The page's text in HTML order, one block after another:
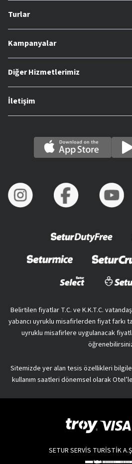
Turlar
Kampanyalar
Diğer Hizmetlerimiz
İletişim
Belirtilen fiyatlar T.C. ve K.K.T.C.
yabancı uyruklu misafirlerden fiyat farkı
uyruklu misafirlere uygulanacak
Sitemizde yer alan tesis özellikleri
kullanım saatleri dönemsel olarak
SETUR SERVİS TURİSTİK A.Ş